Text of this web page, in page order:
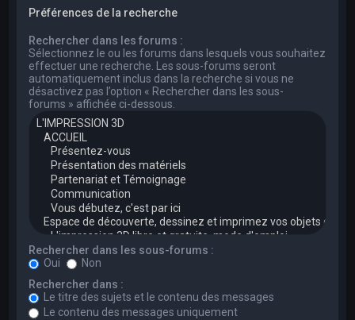
Préférences de la recherche
Rechercher dans les forums :
Sélectionnez le ou les forums dans lesquels vous souhaitez
effectuer une recherche. Les sous-forums seront
automatiquement inclus dans la recherche si vous ne
désactivez pas l’option « Rechercher dans les sous-
forums » affichée ci-dessous.
Rechercher dans les sous-forums :
Oui
Non
Rechercher dans :
Le titre des sujets et le contenu des messages
Le contenu des messages uniquement